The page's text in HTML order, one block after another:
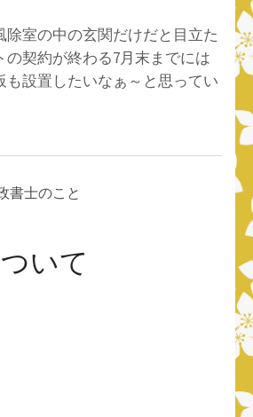
除室の中の玄関だけだと目立た
の契約が終わる7月末までには
も設置したいなぁ～と思ってい
書士のこと
いて